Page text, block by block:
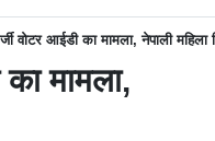
वोटर आईडी का मामला, नेपाली महिला
मामला,